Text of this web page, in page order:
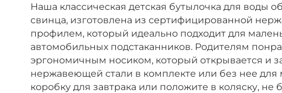
Наша классическая детская бутылочка для воды
свинца, изготовлена из сертифицированной
профилем, который идеально подходит для
автомобильных подстаканников. Родителям
эргономичным носиком, который открывается и
нержавеющей стали в комплекте или без нее
коробку для завтрака или положите в коляску,